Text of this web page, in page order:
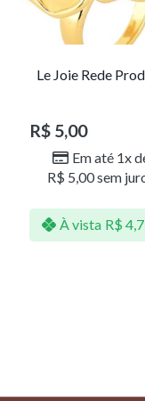
Le Joie Rede
R$ 5,00
Em até 1x
R$ 5,00sem
À vista R$